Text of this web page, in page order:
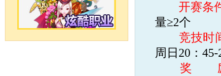
开赛条
量≥2个
竞技时
周日20：45-
奖